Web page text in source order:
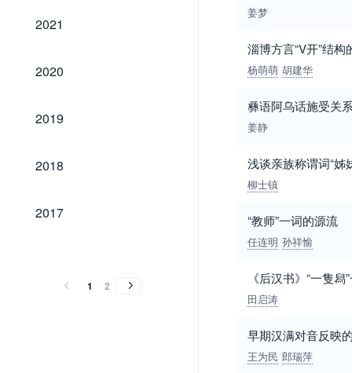
2021
2021
2020
2020
2019
2019
2018
2018
2017
2017
1 2
姜梦
淄博方言“V开”结
杨萌萌 胡建华
彝语阿乌话施受关
姜静
浅谈亲族称谓词“姊
柳士镇
“教师”一词的源流
任连明 孙祥愉
《后汉书》“一隻
田启涛
早期汉满对音反映
王为民 郎瑞萍